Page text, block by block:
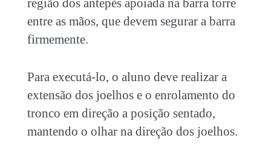
região dos antepés apoiada na barra torre
entre as mãos, que devem segurar a barra
firmemente.
Para executá-lo, o aluno deve realizar a
extensão dos joelhos e o enrolamento do
tronco em direção a posição sentado,
mantendo o olhar na direção dos joelhos.